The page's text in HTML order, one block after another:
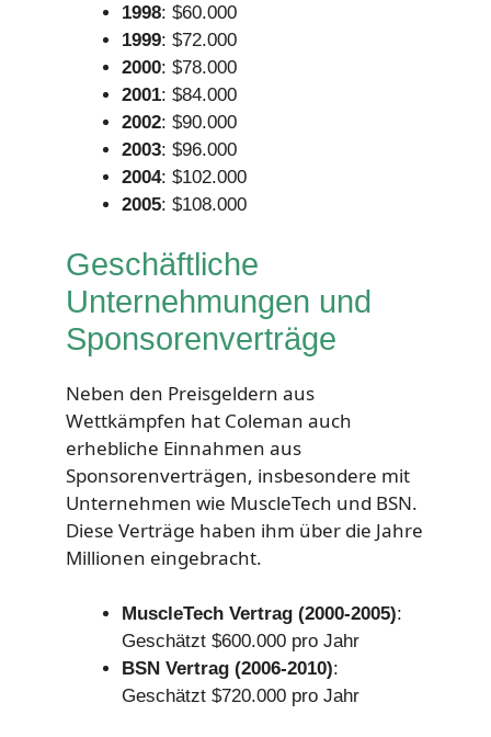
1998: $60.000
1999: $72.000
2000: $78.000
2001: $84.000
2002: $90.000
2003: $96.000
2004: $102.000
2005: $108.000
Geschäftliche
Unternehmungen und
Sponsorenverträge
Neben den Preisgeldern aus
Wettkämpfen hat Coleman auch
erhebliche Einnahmen aus
Sponsorenverträgen, insbesondere mit
Unternehmen wie MuscleTech und BSN.
Diese Verträge haben ihm über die Jahre
Millionen eingebracht.
MuscleTech Vertrag (2000-2005):
Geschätzt $600.000 pro Jahr
BSN Vertrag (2006-2010):
Geschätzt $720.000 pro Jahr